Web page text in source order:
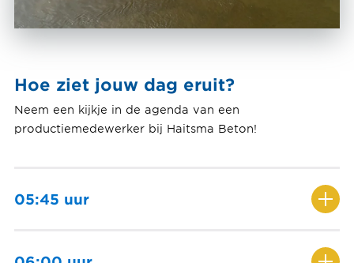
Hoe ziet jouw dag eruit?
Neem een kijkje in de agenda van een
productiemedewerker bij Haitsma Beton!
05:45 uur